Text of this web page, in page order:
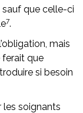
sauf que celle-ci
7.
mais
ferait que
si besoin
les soignants